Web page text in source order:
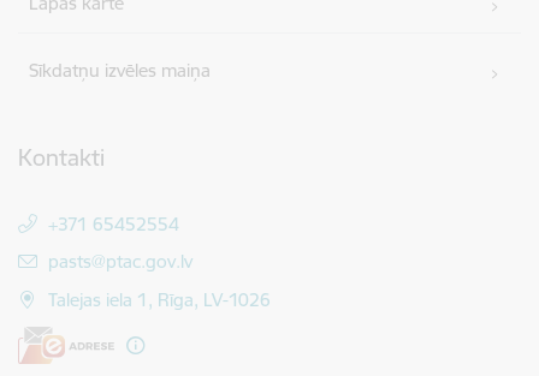
Sīkdatņu izvēles maiņa
Kontakti
+371 65452554
E-pasts:
pasts@ptac.gov.lv
Talejas iela 1, Rīga, LV-1026